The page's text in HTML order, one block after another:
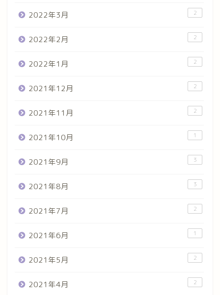
2022年3月 2
2022年2月 2
2022年1月 2
2021年12月 2
2021年11月 2
2021年10月 1
2021年9月 3
2021年8月 3
2021年7月 2
2021年6月 1
2021年5月 2
2021年4月 2